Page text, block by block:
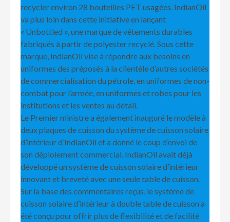
recycler environ 28 bouteilles PET usagées. IndianOil
va plus loin dans cette initiative en lançant
« Unbottled », une marque de vêtements durables
fabriqués à partir de polyester recyclé. Sous cette
marque, IndianOil vise à répondre aux besoins en
uniformes des préposés à la clientèle d’autres sociétés
de commercialisation du pétrole, en uniformes de non-
combat pour l’armée, en uniformes et robes pour les
institutions et les ventes au détail.
Le Premier ministre a également inauguré le modèle à
deux plaques de cuisson du système de cuisson solaire
d’intérieur d’IndianOil et a donné le coup d’envoi de
son déploiement commercial. IndianOil avait déjà
développé un système de cuisson solaire d’intérieur
innovant et breveté avec une seule table de cuisson.
Sur la base des commentaires reçus, le système de
cuisson solaire d’intérieur à double table de cuisson a
été conçu pour offrir plus de flexibilité et de facilité